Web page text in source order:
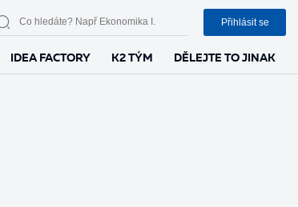
IDEA FACTORY K2 TÝM DĚLEJTE TO JINAK
Přihlásit se